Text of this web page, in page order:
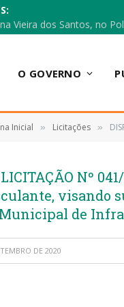
O GOVERNO
Inicial » Licitações »
LICITAÇÃO Nº
visando
de
DE 2020